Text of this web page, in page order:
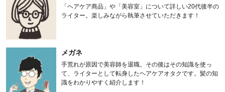
「ヘアケア商品」や「美容室」について詳しい20代後半の
ライター。楽しみながら執筆させていただきます！
メガネ
手荒れが原因で美容師を退職。その後はその知識を使っ
て、ライターとして転身したヘアケアオタクです。髪の知
識をわかりやすく紹介します！